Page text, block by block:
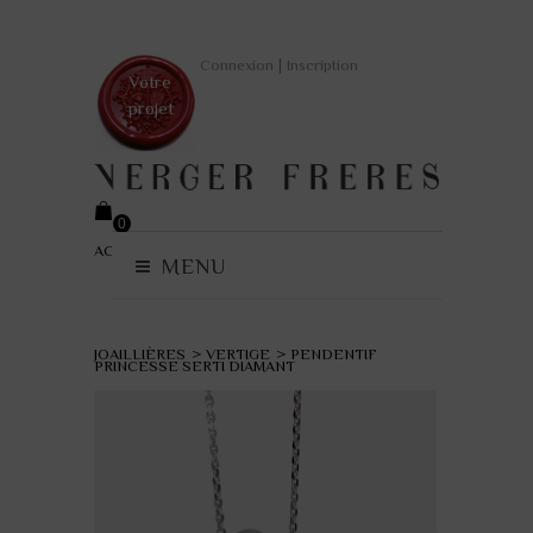
Connexion | Inscription
0
(vide)
Votre
projet
MENU
ACCUEIL
JOAILLIÈRES > VERTIGE > PENDENTIF
PRINCESSE SERTI DIAMANT